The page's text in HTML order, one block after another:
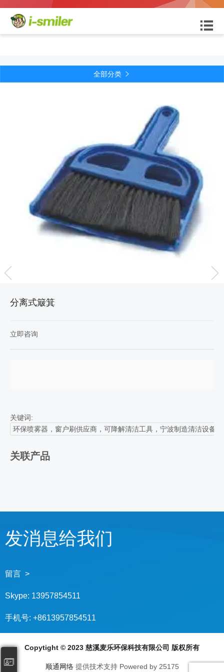

全部分类 
分离式簸箕
立即咨询
关键词:
环保喷雾器，窗户刷供应商，可降解清洁工具，宁波制造清洁设备
关联产品
发消息给我们
留言 >
Skype: 13957854511
手机号: +8613957854511
Copytight © 2023 慈溪麦乐环保科技有限公司 版权所有
顺通网络 提供技术支持 Powered by 25175